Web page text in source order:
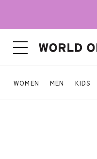
WOMEN MEN KIDS